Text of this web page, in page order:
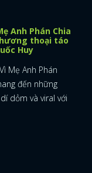
Anh Phán Chia
thoại táo
Huy
Mẹ Anh Phán
đến những
dỏm và viral với